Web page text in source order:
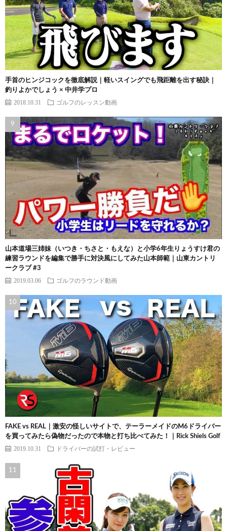
手首のヒンジコックを徹底解説｜軽いスイングでも飛距離を出す秘訣｜
釣りよかでしょう × 中井学プロ
2018.10.31 ゴルフのレッスン動画
山本道場三姉妹（いつき・ちさと・もえな）と小学6年生りょうすけ君の
練習ラウンドを編集で勝手に対決風にしてみた山本師範｜山東カントリ
ークラブ #3
2019.03.06 ゴルフのラウンド動画
FAKE vs REAL｜激安の怪しいサイトで、テーラーメイドのM6ドライバー
を買ってみたら偽物だったので本物と打ち比べてみた！｜Rick Shiels Golf
2019.10.31 ドライバーの試打・レビュー